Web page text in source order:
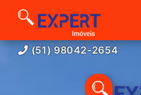
(51) 98042-2654